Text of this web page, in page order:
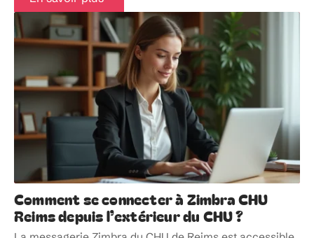
Comment se connecter à Zimbra CHU
Reims depuis l’extérieur du CHU ?